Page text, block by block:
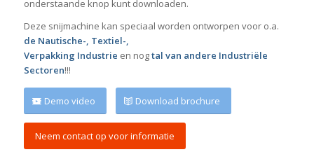
onderstaande knop kunt downloaden.
Deze snijmachine kan speciaal worden ontworpen voor o.a.
de Nautische-, Textiel-,
Verpakking Industrie en nogtal van andere Industriële
Sectoren!!!
Demo video Download brochure
Neem contact op voor informatie